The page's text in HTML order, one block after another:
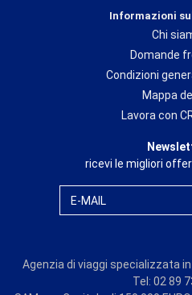
Informazioni
Chi
Domande
Condizioni
Mappa
Lavora con
ricevi le migliori
E-MAIL
Agenzia di viaggi specializzata in
Tel: 02 89